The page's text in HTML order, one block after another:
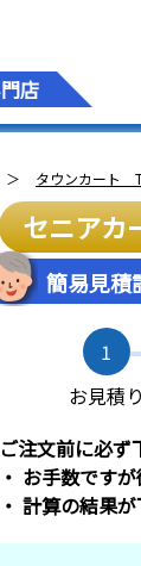
店
タウンカート
セニアカ
簡易見積
1
お見積り
ご注文前に必ず
・ お手数です
・ 計算の結果が